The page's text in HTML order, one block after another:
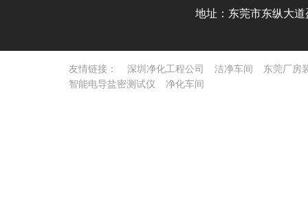
地址：东莞市东纵大
友情链接： 深圳净化工程公司 洁净车间
东莞厂房
智能电导盐密测试仪
净化车间